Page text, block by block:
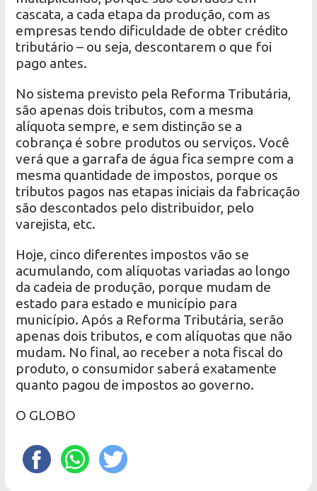
cascata, a cada etapa da produção, com as
empresas tendo dificuldade de obter crédito
tributário – ou seja, descontarem o que foi
pago antes.
No sistema previsto pela Reforma Tributária,
são apenas dois tributos, com a mesma
alíquota sempre, e sem distinção se a
cobrança é sobre produtos ou serviços. Você
verá que a garrafa de água fica sempre com a
mesma quantidade de impostos, porque os
tributos pagos nas etapas iniciais da fabricação
são descontados pelo distribuidor, pelo
varejista, etc.
Hoje, cinco diferentes impostos vão se
acumulando, com alíquotas variadas ao longo
da cadeia de produção, porque mudam de
estado para estado e município para
município. Após a Reforma Tributária, serão
apenas dois tributos, e com alíquotas que não
mudam. No final, ao receber a nota fiscal do
produto, o consumidor saberá exatamente
quanto pagou de impostos ao governo.
O GLOBO